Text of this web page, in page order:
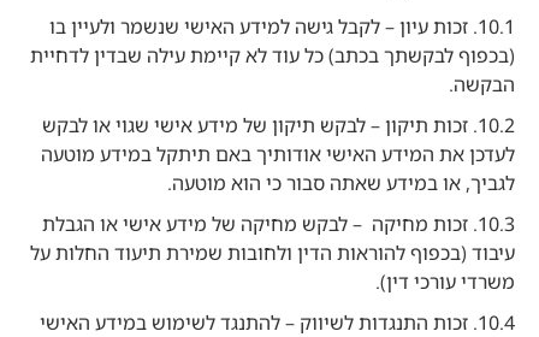
10.1. זכות עיון – לקבל גישה למידע האישי שנשמר ולעיין בו
(בכפוף לבקשתך בכתב) כל עוד לא קיימת עילה שבדין לדחיית
הבקשה.
10.2. זכות תיקון – לבקש תיקון של מידע אישי שגוי או לבקש
לעדכן את המידע האישי אודותיך באם תיתקל במידע מוטעה
לגביך, או במידע שאתה סבור כי הוא מוטעה.
10.3. זכות מחיקה – לבקש מחיקה של מידע אישי או הגבלת
עיבוד (בכפוף להוראות הדין ולחובות שמירת תיעוד החלות על
משרדי עורכי דין).
10.4. זכות התנגדות לשיווק – להתנגד לשימוש במידע האישי